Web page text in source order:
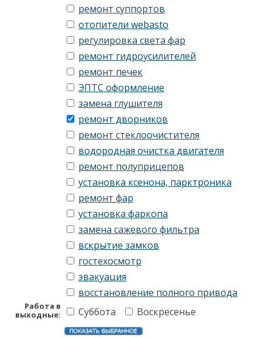
ремонт суппортов
отопители webasto
регулировка света фар
ремонт гидроусилителей
ремонт печек
ЭПТС оформление
замена глушителя
ремонт дворников
ремонт стеклоочистителя
водородная очистка двигателя
ремонт полуприцепов
установка ксенона, парктроника
ремонт фар
установка фаркопа
замена сажевого фильтра
вскрытие замков
гостехосмотр
эвакуация
восстановление полного привода
Работа в
выходные:
Суббота Воскресенье